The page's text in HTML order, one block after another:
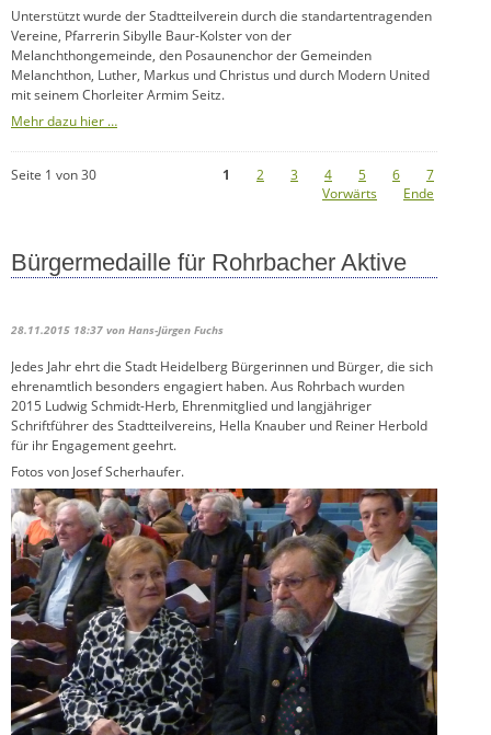
Unterstützt wurde der Stadtteilverein durch die standartentragenden
Vereine, Pfarrerin Sibylle Baur-Kolster von der
Melanchthongemeinde, den Posaunenchor der Gemeinden
Melanchthon, Luther, Markus und Christus und durch Modern United
mit seinem Chorleiter Armim Seitz.
Mehr dazu hier …
Seite 1 von 30 1 2 3 4 5 6
7
Vorwärts
Ende
Bürgermedaille für Rohrbacher Aktive
28.11.2015 18:37 von Hans-Jürgen Fuchs
Jedes Jahr ehrt die Stadt Heidelberg Bürgerinnen und Bürger, die sich
ehrenamtlich besonders engagiert haben. Aus Rohrbach wurden
2015 Ludwig Schmidt-Herb, Ehrenmitglied und langjähriger
Schriftführer des Stadtteilvereins, Hella Knauber und Reiner Herbold
für ihr Engagement geehrt.
Fotos von Josef Scherhaufer.